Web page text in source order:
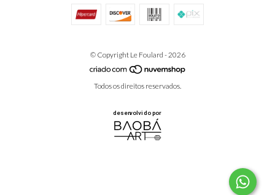
© Copyright Le Foulard - 2026
Todos os direitos reservados.